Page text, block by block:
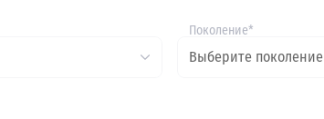
Поколение*
Выберите поколение